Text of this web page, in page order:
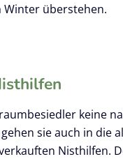
Winter überstehen.
keine
sie auch in die
Nisthilfen.